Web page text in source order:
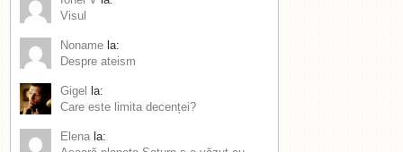
Visul
Noname la:
Despre ateism
Gigel la:
Care este limita decenței?
Elena la: